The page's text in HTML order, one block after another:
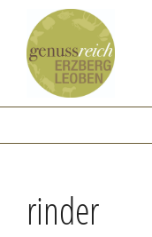
springen
rinder